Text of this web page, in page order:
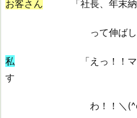
お客さん 「社長、年末納
って伸ばしても
私 「えっ！！マジっ
す
わ！！＼(^o^)／ち